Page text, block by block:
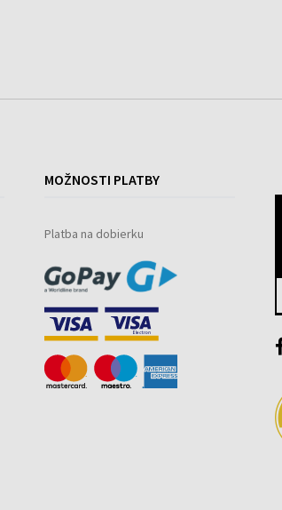
MOŽNOSTI PLATBY
Platba na dobierku